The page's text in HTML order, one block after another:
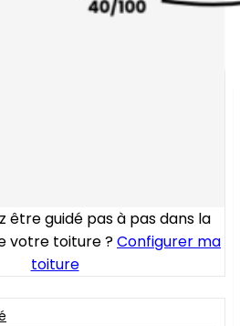
être guidé pas à pas dans la
votre toiture ?Configurer ma
toiture